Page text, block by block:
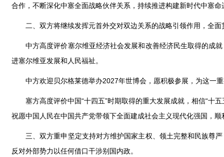
合作，不断深化中塞全面战略伙伴关系，持续推进构建新时代中塞命
二、双方将继续发挥元首外交对双边关系的战略引领作用，全
中方高度评价塞尔维亚经济社会发展和改善经济民生取得的成
进塞尔维亚发展和人民福祉。
中方欢迎贝尔格莱德举办2027年世博会，愿积极参展，为这一
塞方高度评价中国“十四五”时期取得的重大发展成就，相信“十
祝愿中国人民在中国共产党带领下全面建成社会主义现代化强国，
三、双方重申坚定支持对方维护国家主权、领土完整和民族尊
反对外部势力以任何借口干涉别国内政。